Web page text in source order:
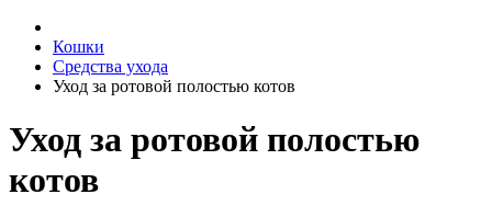
Кошки
Средства ухода
Уход за ротовой полостью котов
Уход за ротовой полостью
котов